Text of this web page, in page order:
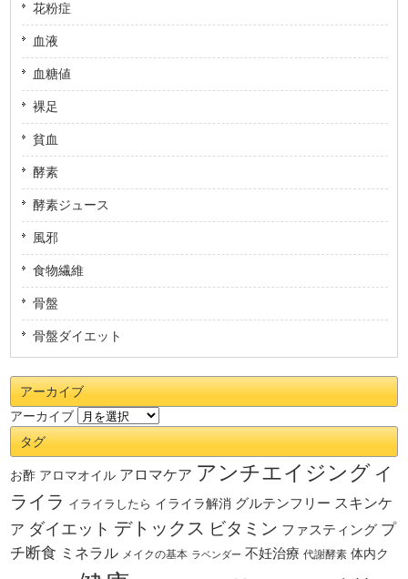
花粉症
血液
血糖値
裸足
貧血
酵素
酵素ジュース
風邪
食物繊維
骨盤
骨盤ダイエット
アーカイブ
アーカイブ
タグ
お酢 アロマオイル アロマケア アンチエイジング イ
ライラ イライラしたら イライラ解消 グルテンフリー スキンケ
ア ダイエット デトックス ビタミン ファスティング プ
チ断食 ミネラル メイクの基本 ラベンダー 不妊治療 代謝酵素 体内ク